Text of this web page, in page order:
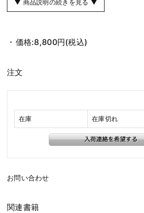
▼ 商品説明の続きを見る ▼
価格:8,800円(税込)
注文
在庫 在庫切れ
お問い合わせ
関連書籍